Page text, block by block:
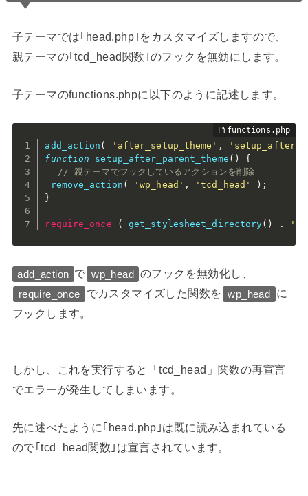
子テーマでは｢head.php｣をカスタマイズしますので、
親テーマの｢tcd_head関数｣のフックを無効にします。
子テーマのfunctions.phpに以下のように記述します。
add_action ( 'after_setup_theme' ,
function
setup_after_parent_theme ( )
{
// 親テーマでフックしているアクションを削除
remove_action ( 'wp_head' , 'tcd_head' ) ;
}
require_once ( get_stylesheet_directory( ) . '/
add_action で wp_head のフックを無効化し、
require_once でカスタマイズした関数を wp_head
に
フックします。
しかし、これを実行すると「tcd_head」関数の再宣言
でエラーが発生してしまいます。
先に述べたように｢head.php｣は既に読み込まれている
ので｢tcd_head関数｣は宣言されています。